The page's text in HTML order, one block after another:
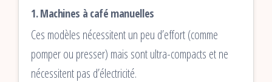
1.Machines à café manuelles
Ces modèles nécessitent un peu d’effort (comme
pomper ou presser) mais sont ultra-compacts et ne
nécessitent pas d’électricité.